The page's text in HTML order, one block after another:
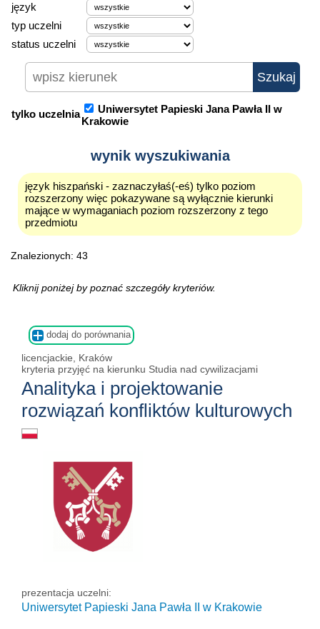
język
typ uczelni
status uczelni
tylko uczelnia
Uniwersytet Papieski Jana Pawła II w
Krakowie
wynik wyszukiwania
język hiszpański - zaznaczyłaś(-eś) tylko poziom
rozszerzony więc pokazywane są wyłącznie kierunki
mające w wymaganiach poziom rozszerzony z tego
przedmiotu
Znalezionych: 43
Kliknij poniżej by poznać szczegóły kryteriów.
dodaj do porównania
licencjackie, Kraków
kryteria przyjęć na kierunku Studia nad cywilizacjami
Analityka i projektowanie
rozwiązań konfliktów kulturowych
prezentacja uczelni:
Uniwersytet Papieski Jana Pawła II w Krakowie